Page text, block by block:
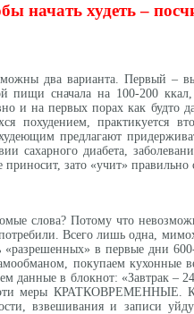
начать худеть –
два варианта. Первый –
пищи сначала на 100-200
и на первых порах как будто
похудением, практикуется
предлагают
сахарного диабета,
зато «учит» правильно
слова? Потому что
Всего лишь одна,
«разрешенных» в первые дни
покупаем кухонные
данные в блокнот: «Завтрак –
меры КРАТКОВРЕМЕННЫЕ.
взвешивания и записи